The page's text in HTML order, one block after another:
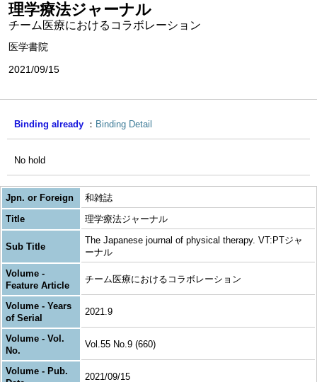
理学療法ジャーナル
チーム医療におけるコラボレーション
医学書院
2021/09/15
Binding already Binding Detail
No hold
Jpn. or Foreign
和雑誌
Title
理学療法ジャーナル
Sub Title
The Japanese journal of physical therapy. VT:PTジャ
ーナル
Volume -
Feature Article
チーム医療におけるコラボレーション
Volume - Years
of Serial
2021.9
Volume - Vol.
No.
Vol.55 No.9 (660)
Volume - Pub.
2021/09/15